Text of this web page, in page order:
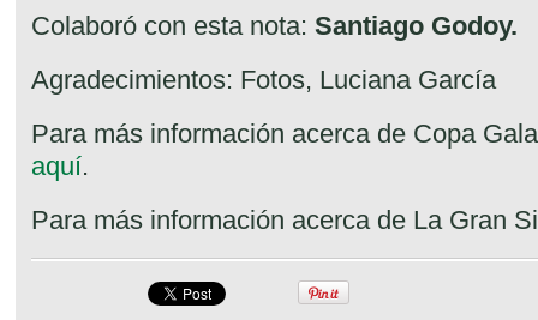
Colaboró con esta nota: Santiago Godoy.
Agradecimientos: Fotos, Luciana García
Para más información acerca de Copa
aquí.
Para más información acerca de La Gran